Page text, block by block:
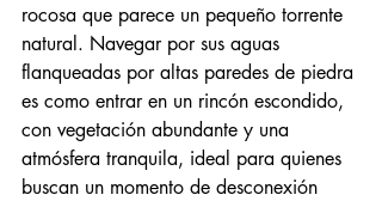
rocosa que parece un pequeño torrente
natural. Navegar por sus aguas
flanqueadas por altas paredes de piedra
es como entrar en un rincón escondido,
con vegetación abundante y una
atmósfera tranquila, ideal para quienes
buscan un momento de desconexión